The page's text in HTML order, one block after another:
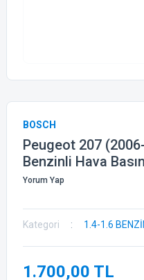
BOSCH
Peugeot 207
Benzinli Hava
Yorum Yap
Kategori 1.4-1.6
1.700,00 TL